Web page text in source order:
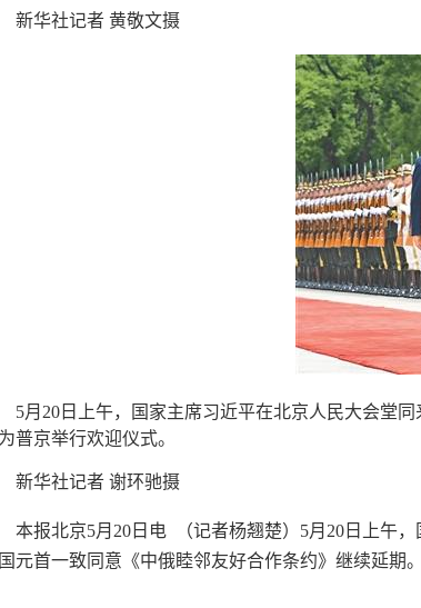
华社记者 黄敬文摄
20日上午，国家主席习近平在北京人民大会堂同
普京举行欢迎仪式。
华社记者 谢环驰摄
报北京5月20日电 （记者杨翘楚）5月20日上午，
元首一致同意《中俄睦邻友好合作条约》继续延期。